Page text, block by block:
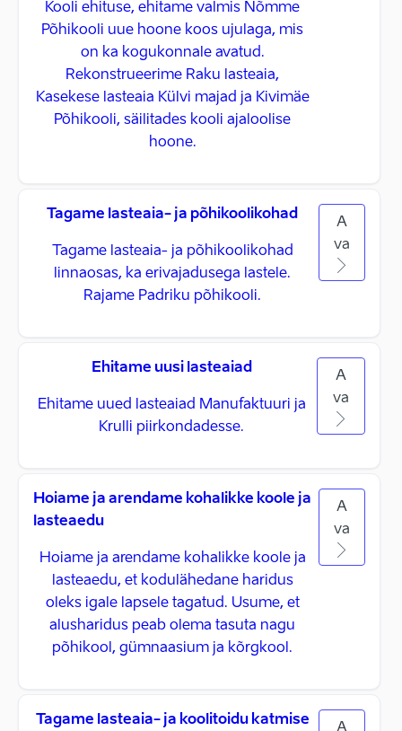
Kooli ehituse, ehitame valmis Nõmme
Põhikooli uue hoone koos ujulaga, mis
on ka kogukonnale avatud.
Rekonstrueerime Raku lasteaia,
Kasekese lasteaia Külvi majad ja Kivimäe
Põhikooli, säilitades kooli ajaloolise
hoone.
Tagame lasteaia- ja põhikoolikohad
Tagame lasteaia- ja põhikoolikohad
linnaosas, ka erivajadusega lastele.
Rajame Padriku põhikooli.
A
va
Ehitame uusi lasteaiad
Ehitame uued lasteaiad Manufaktuuri ja
Krulli piirkondadesse.
A
va
Hoiame ja arendame kohalikke koole ja
lasteaedu
Hoiame ja arendame kohalikke koole ja
lasteaedu, et kodulähedane haridus
oleks igale lapsele tagatud. Usume, et
alusharidus peab olema tasuta nagu
põhikool, gümnaasium ja kõrgkool.
A
va
Tagame lasteaia- ja koolitoidu katmise